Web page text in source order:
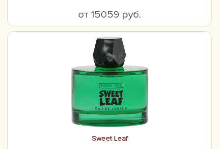
от 15059 руб.
Sweet Leaf